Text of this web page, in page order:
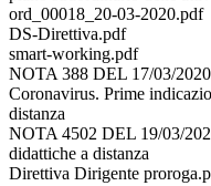
ord_00018_20-03-2020.pdf
DS-Direttiva.pdf
smart-working.pdf
NOTA 388 DEL 17/03/2020
Coronavirus. Prime
distanza
NOTA 4502 DEL 19/03/
didattiche a distanza
Direttiva Dirigente